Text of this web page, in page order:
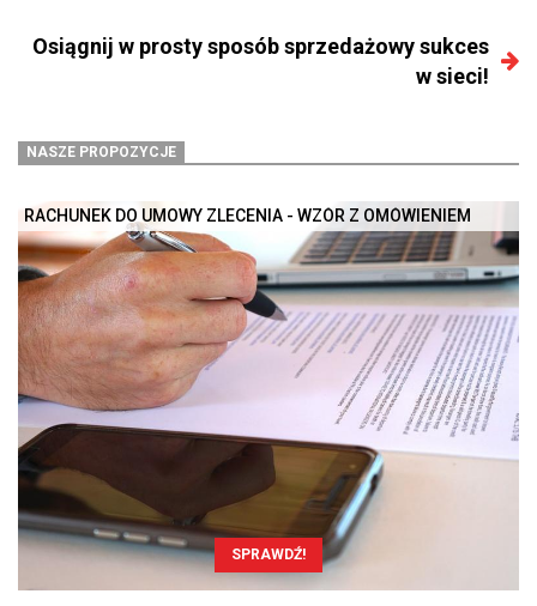
Osiągnij w prosty sposób sprzedażowy sukces
w sieci!
NASZE PROPOZYCJE
RACHUNEK DO UMOWY ZLECENIA - WZÓR Z OMÓWIENIEM
SPRAWDŹ!